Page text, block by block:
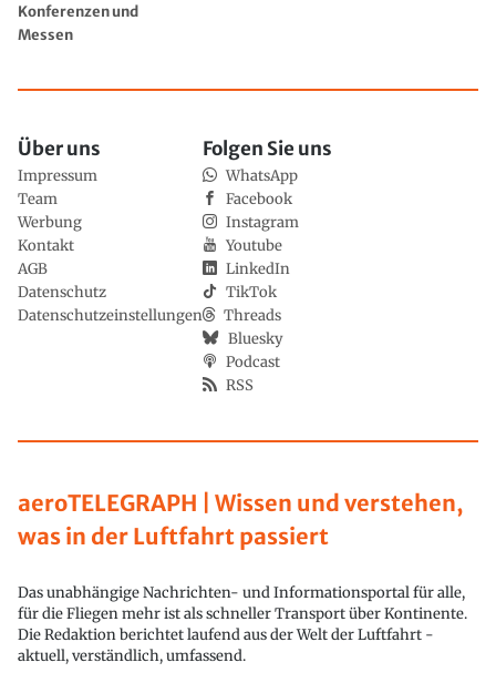
Konferenzen und
Messen
aeroTELEGRAPH | Wissen und verstehen,
was in der Luftfahrt passiert
Das unabhängige Nachrichten- und Informationsportal für alle,
für die Fliegen mehr ist als schneller Transport über Kontinente.
Die Redaktion berichtet laufend aus der Welt der Luftfahrt -
aktuell, verständlich, umfassend.
Über uns
Impressum
Team
Werbung
Kontakt
AGB
Datenschutz
Datenschutzeinstellungen
Folgen Sie uns
WhatsApp
Facebook
Instagram
Youtube
LinkedIn
TikTok
Threads
Bluesky
Podcast
RSS